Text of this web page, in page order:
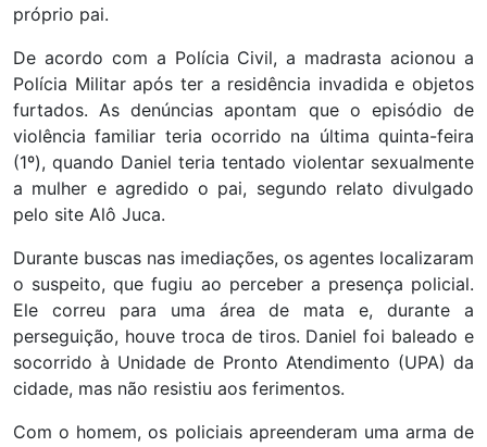
próprio pai.
De acordo com a Polícia Civil, a madrasta acionou a
Polícia Militar após ter a residência invadida e objetos
furtados. As denúncias apontam que o episódio de
violência familiar teria ocorrido na última quinta-feira
(1º), quando Daniel teria tentado violentar sexualmente
a mulher e agredido o pai, segundo relato divulgado
pelo site Alô Juca.
Durante buscas nas imediações, os agentes localizaram
o suspeito, que fugiu ao perceber a presença policial.
Ele correu para uma área de mata e, durante a
perseguição, houve troca de tiros. Daniel foi baleado e
socorrido à Unidade de Pronto Atendimento (UPA) da
cidade, mas não resistiu aos ferimentos.
Com o homem, os policiais apreenderam uma arma de